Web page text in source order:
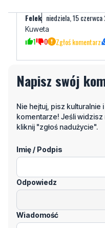
Felek niedziela, 15
Kuweta
1 0 Zgłoś komentarz
Napisz swój
Nie hejtuj, pisz kulturalnie
komentarze! Jeśli
kliknij "zgłoś nadużycie".
Imię / Podpis
Odpowiedz
Wiadomość